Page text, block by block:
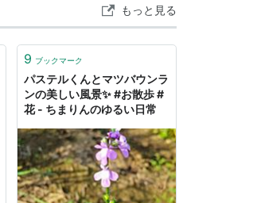
もっと見る
9 ブックマーク
パステルくんとマツバウンラ
ンの美しい風景✨ #お散歩 #
花 - ちまりんのゆるい日常